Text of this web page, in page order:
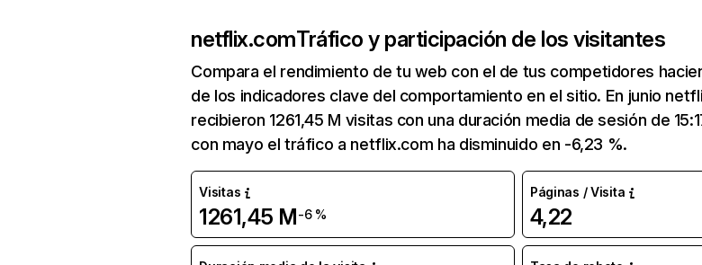
netflix.comTráfico y participación de los visitantes
Compara el rendimiento de tu web con el de tus competidores
de los indicadores clave del comportamiento en el sitio. En junio
recibieron 1261,45 M visitas con una duración media de sesión de
con mayo el tráfico a netflix.com ha disminuido en -6,23 %.
Visitas
1261,45 M-6 %
Páginas / Visita
4,22